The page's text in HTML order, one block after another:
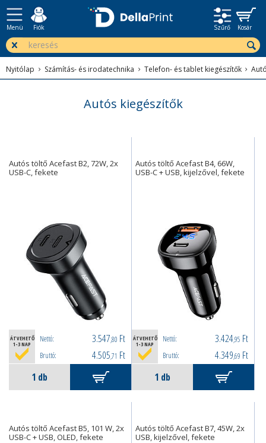
Menü Fiók Szűrő Kosár
Nyitólap Számítás- és irodatechnika Telefon- és tablet kiegészítők
Autós kiegészítők
Autós töltő Acefast B2, 72W, 2x
USB-C, fekete
ÁTVEHETŐ
1-3 NAP
Nettó: 3.547,80 Ft
Bruttó: 4.505,71 Ft
Autós töltő Acefast B4, 66W,
USB-C + USB, kijelzővel, fekete
ÁTVEHETŐ
1-3 NAP
Nettó: 3.424,95 Ft
Bruttó: 4.349,69 Ft
Autós töltő Acefast B5, 101 W, 2x
USB-C + USB, OLED, fekete
Autós töltő Acefast B7, 45W, 2x
USB, kijelzővel, fekete